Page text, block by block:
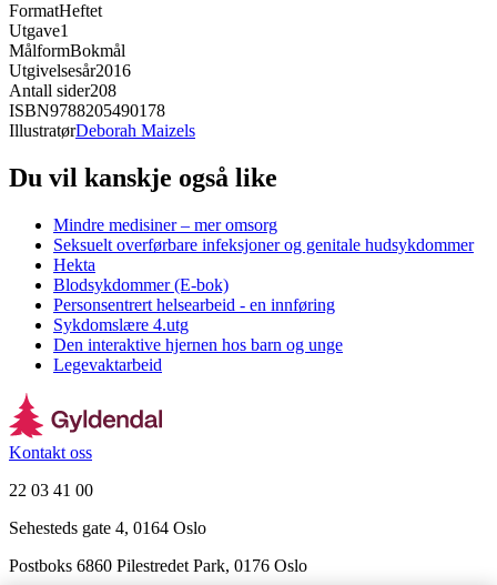
FormatHeftet
Utgave1
MålformBokmål
Utgivelsesår2016
Antall sider208
ISBN9788205490178
IllustratørDeborah Maizels
Du vil kanskje også like
Mindre medisiner – mer omsorg
Seksuelt overførbare infeksjoner og genitale hudsykdommer
Hekta
Blodsykdommer (E-bok)
Personsentrert helsearbeid - en innføring
Sykdomslære 4.utg
Den interaktive hjernen hos barn og unge
Legevaktarbeid
Kontakt oss
22 03 41 00
Sehesteds gate 4, 0164 Oslo
Postboks 6860 Pilestredet Park, 0176 Oslo